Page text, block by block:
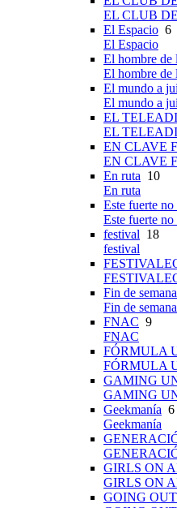
EL CLUB
El Espacio 6
El Espacio
El hombre de
El hombre de
El mundo a
El mundo a
EL
EL
EN CLAVE
EN CLAVE
En ruta 10
En ruta
Este fuerte no
Este fuerte no
festival 18
festival
Fin de
Fin de
FNAC 9
FNAC
FÓRMULA
FÓRMULA
GAMING
GAMING
Geekmanía 6
Geekmanía
GIRLS ON
GIRLS ON
GOING